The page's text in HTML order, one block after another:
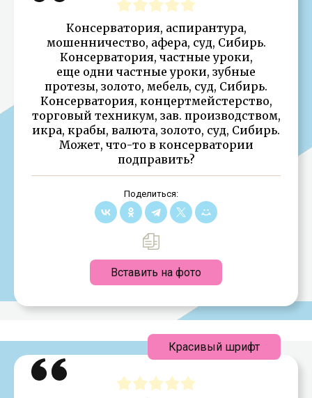
Консерватория, аспирантура,
мошенничество, афера, суд, Сибирь.
Консерватория, частные уроки,
еще одни частные уроки, зубные
протезы, золото, мебель, суд, Сибирь.
Консерватория, концертмейстерство,
торговый техникум, зав. производством,
икра, крабы, валюта, золото, суд, Сибирь.
Может, что-то в консерватории
подправить?
Поделиться:
Вставить на фото
Красивый шрифт